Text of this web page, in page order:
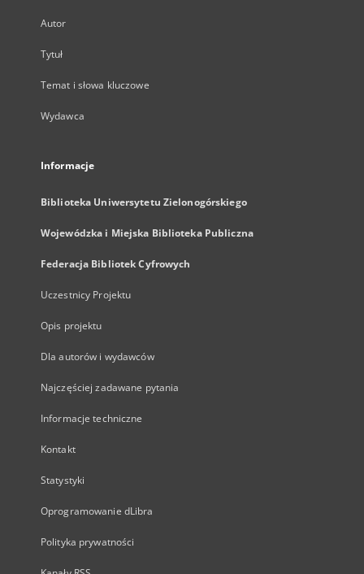
Autor
Tytuł
Temat i słowa kluczowe
Wydawca
Informacje
Biblioteka Uniwersytetu Zielonogórskiego
Wojewódzka i Miejska Biblioteka Publiczna
Federacja Bibliotek Cyfrowych
Uczestnicy Projektu
Opis projektu
Dla autorów i wydawców
Najczęściej zadawane pytania
Informacje techniczne
Kontakt
Statystyki
Oprogramowanie dLibra
Polityka prywatności